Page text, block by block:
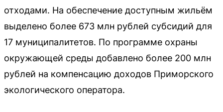
отходами. На обеспечение доступным жильём
выделено более 673 млн рублей субсидий для
17 муниципалитетов. По программе охраны
окружающей среды добавлено более 200 млн
рублей на компенсацию доходов Приморского
экологического оператора.